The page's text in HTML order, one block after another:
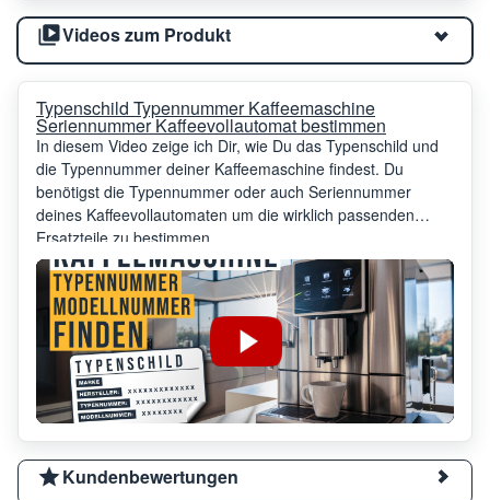
Videos zum Produkt
Typenschild Typennummer Kaffeemaschine
Seriennummer Kaffeevollautomat bestimmen
In diesem Video zeige ich Dir, wie Du das Typenschild und
die Typennummer deiner Kaffeemaschine findest. Du
benötigst die Typennummer oder auch Seriennummer
deines Kaffeevollautomaten um die wirklich passenden
Ersatzteile zu bestimmen.
Kundenbewertungen